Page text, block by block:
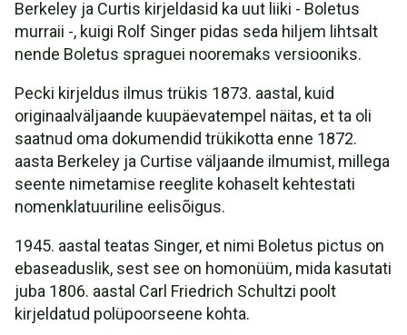
Berkeley ja Curtis kirjeldasid ka uut liiki - Boletus
murraii -, kuigi Rolf Singer pidas seda hiljem lihtsalt
nende Boletus spraguei nooremaks versiooniks.
Pecki kirjeldus ilmus trükis 1873. aastal, kuid
originaalväljaande kuupäevatempel näitas, et ta oli
saatnud oma dokumendid trükikotta enne 1872.
aasta Berkeley ja Curtise väljaande ilmumist, millega
seente nimetamise reeglite kohaselt kehtestati
nomenklatuuriline eelisõigus.
1945. aastal teatas Singer, et nimi Boletus pictus on
ebaseaduslik, sest see on homonüüm, mida kasutati
juba 1806. aastal Carl Friedrich Schultzi poolt
kirjeldatud polüpoorseene kohta.